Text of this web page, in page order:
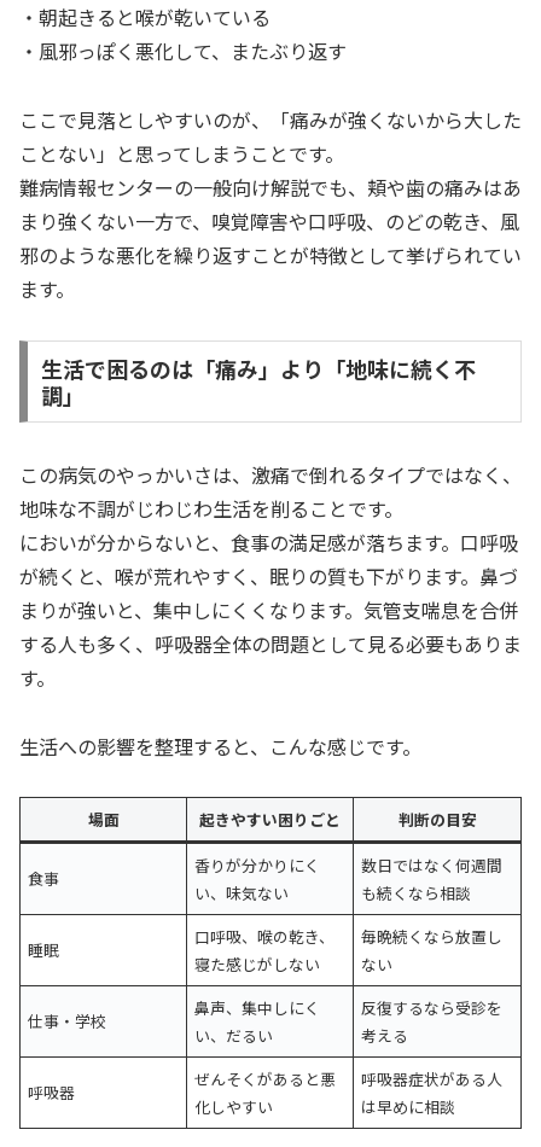
・朝起きると喉が乾いている
・風邪っぽく悪化して、またぶり返す
ここで見落としやすいのが、「痛みが強くないから大した
ことない」と思ってしまうことです。
難病情報センターの一般向け解説でも、頬や歯の痛みはあ
まり強くない一方で、嗅覚障害や口呼吸、のどの乾き、風
邪のような悪化を繰り返すことが特徴として挙げられてい
ます。
生活で困るのは「痛み」より「地味に続く不
調」
この病気のやっかいさは、激痛で倒れるタイプではなく、
地味な不調がじわじわ生活を削ることです。
においが分からないと、食事の満足感が落ちます。口呼吸
が続くと、喉が荒れやすく、眠りの質も下がります。鼻づ
まりが強いと、集中しにくくなります。気管支喘息を合併
する人も多く、呼吸器全体の問題として見る必要もありま
す。
生活への影響を整理すると、こんな感じです。
場面 起きやすい困りごと 判断の目安
食事
香りが分かりにく
い、味気ない
数日ではなく何週間
も続くなら相談
睡眠
口呼吸、喉の乾き、
寝た感じがしない
毎晩続くなら放置し
ない
仕事・学校
鼻声、集中しにく
い、だるい
反復するなら受診を
考える
呼吸器
ぜんそくがあると悪
化しやすい
呼吸器症状がある人
は早めに相談